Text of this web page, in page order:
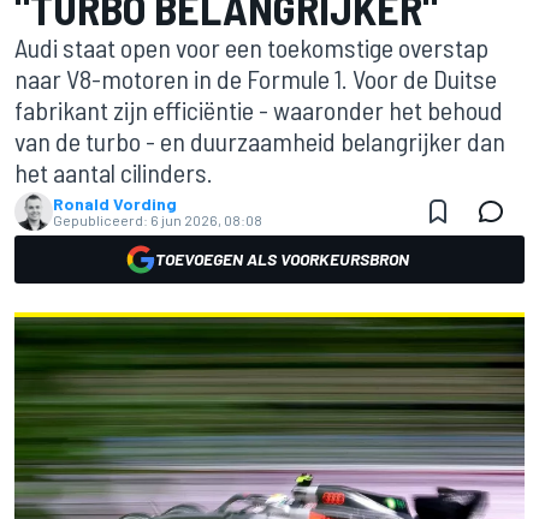
Audi staat open voor een toekomstige overstap
naar V8-motoren in de Formule 1. Voor de Duitse
fabrikant zijn efficiëntie - waaronder het behoud
van de turbo - en duurzaamheid belangrijker dan
het aantal cilinders.
Ronald Vording
Gepubliceerd: 6 jun 2026, 08:08
TOEVOEGEN ALS VOORKEURSBRON